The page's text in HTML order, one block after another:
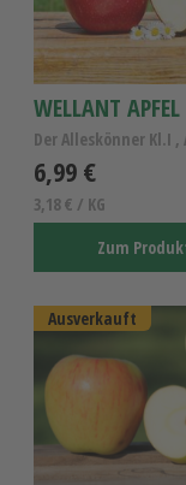
WELLANT APFEL
6,99 €
3,18 € / KG
Zum
Ausverkauft